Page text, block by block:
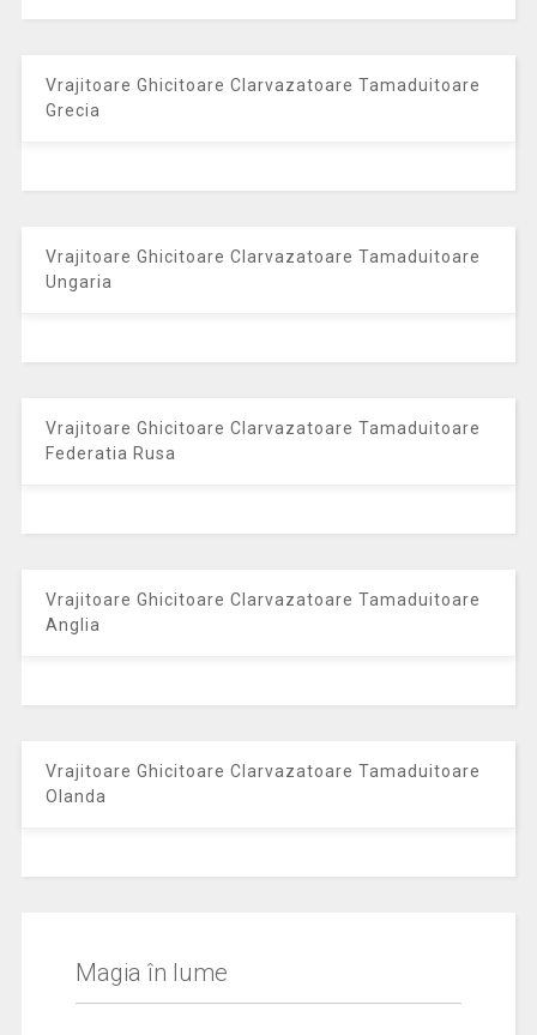
Vrajitoare Ghicitoare Clarvazatoare Tamaduitoare
Grecia
Vrajitoare Ghicitoare Clarvazatoare Tamaduitoare
Ungaria
Vrajitoare Ghicitoare Clarvazatoare Tamaduitoare
Federatia Rusa
Vrajitoare Ghicitoare Clarvazatoare Tamaduitoare
Anglia
Vrajitoare Ghicitoare Clarvazatoare Tamaduitoare
Olanda
Magia în lume